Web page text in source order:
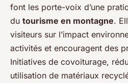
font les porte-voix d’une
du tourisme en montagne.
visiteurs sur l’impact
activités et encouragent des
Initiatives de covoiturage,
utilisation de matériaux